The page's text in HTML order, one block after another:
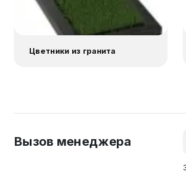
Цветники из гранита
Вызов менеджера